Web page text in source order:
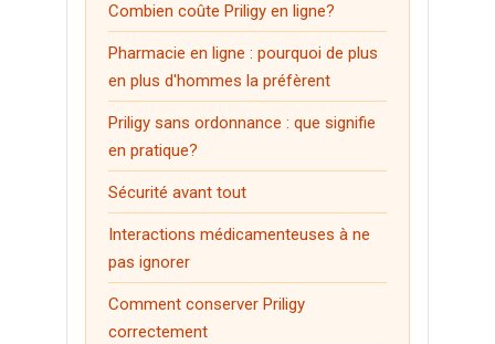
Cytotec
Dapoxetine
Xenical
Propecia
Doxycycline
Fildena
Combien coûte Priligy en ligne?
Pharmacie en ligne : pourquoi de plus
en plus d'hommes la préfèrent
Priligy sans ordonnance : que signifie
en pratique?
Sécurité avant tout
Interactions médicamenteuses à ne
pas ignorer
Comment conserver Priligy
correctement